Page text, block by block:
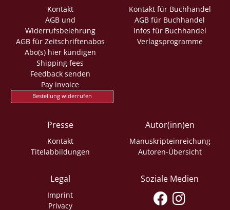
Kontakt
AGB und
Widerrufsbelehrung
AGB für Zeitschriftenabos
Abo(s) hier kündigen
Shipping fees
Feedback senden
Pay invoice
Bestellung widerrufen
Kontakt für Buchhandel
AGB für Buchhandel
Infos für Buchhandel
Verlagsprogramme
Presse
Kontakt
Titelabbildungen
Autor(inn)en
Manuskripteinreichung
Autoren-Übersicht
Legal
Imprint
Privacy
Soziale Medien